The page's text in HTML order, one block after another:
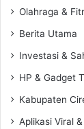
Olahraga &
Berita Utama
Investasi &
HP & Gadget
Kabupaten
Aplikasi Viral